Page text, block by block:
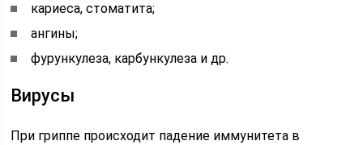
кариеса, стоматита;
ангины;
фурункулеза, карбункулеза и др.
Вирусы
При гриппе происходит падение иммунитета в